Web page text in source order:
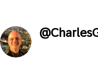
@